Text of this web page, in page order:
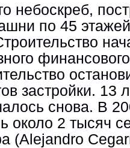
небоскреб,
по 45
застройки. 13
снова. В
около 2 тысяч
(Alejandro